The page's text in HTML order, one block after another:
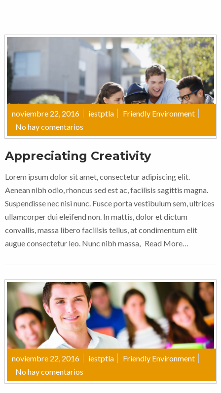
noviembre 22, 2016 iestptla
Friendly Environment
No hay comentarios
Appreciating Creativity
Lorem ipsum dolor sit amet, consectetur adipiscing elit.
Aenean nibh odio, rhoncus sed est ac, facilisis sagittis magna.
Suspendisse nec nisi nunc. Fusce porta vestibulum sem, ultrices
ullamcorper dui eleifend non. In mattis, dolor et dictum
convallis, massa libero facilisis tellus, at condimentum elit
augue consectetur leo. Nunc nibh massa, Read More…
noviembre 22, 2016 iestptla
Friendly Environment
No hay comentarios